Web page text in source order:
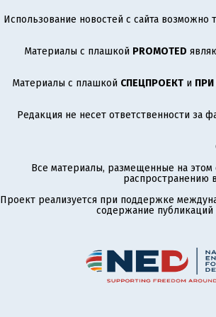
Использование новостей с сайта
Материалы с плашкой PROMOTED
Материалы с плашкой СПЕЦПРОЕКТи
Редакция не несет ответственности за
Все материалы, размещенные на этом
распространению
Проект реализуется при поддержке
содержание публикаций